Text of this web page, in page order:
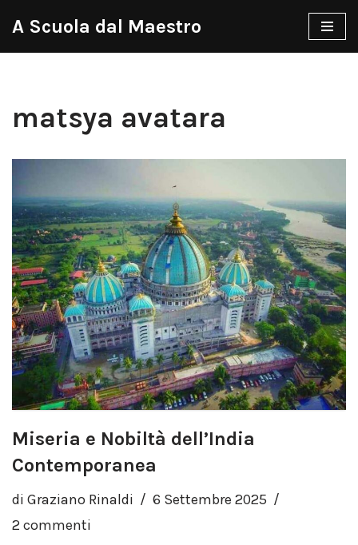
A Scuola dal Maestro
matsya avatara
Miseria e Nobiltà dell’India
Contemporanea
di Graziano Rinaldi
6 Settembre 2025
2 commenti